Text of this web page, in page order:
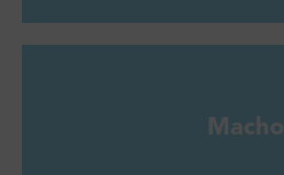
Macho